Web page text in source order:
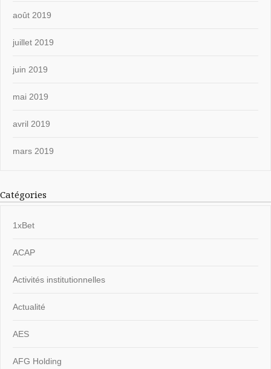
août 2019
juillet 2019
juin 2019
mai 2019
avril 2019
mars 2019
Catégories
1xBet
ACAP
Activités institutionnelles
Actualité
AES
AFG Holding